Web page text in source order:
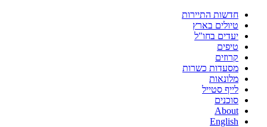
חדשות התיירות
טיולים בארץ
יעדים בחו"ל
טיפים
קרוזים
מסעדות כשרות
מלונאות
לייף סטייל
סוכנים
About
English